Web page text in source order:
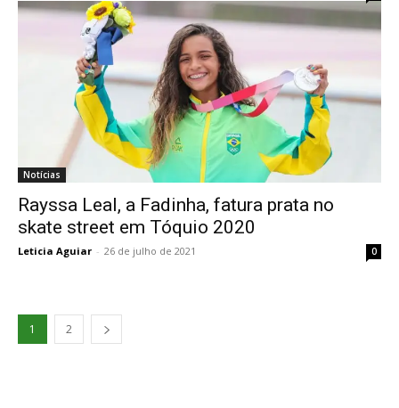
Notícias
Rayssa Leal, a Fadinha, fatura prata no
skate street em Tóquio 2020
Leticia Aguiar - 26 de julho de 2021 0
1 2